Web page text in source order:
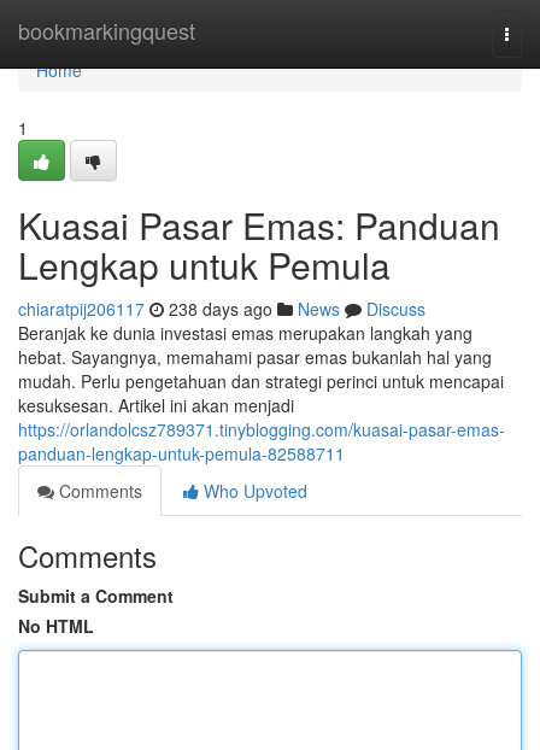
bookmarkingquest
Home
Home
1
Kuasai Pasar Emas: Panduan
Lengkap untuk Pemula
chiaratpij206117 238 days ago News
Discuss
Beranjak ke dunia investasi emas merupakan langkah yang
hebat. Sayangnya, memahami pasar emas bukanlah hal yang
mudah. Perlu pengetahuan dan strategi perinci untuk mencapai
kesuksesan. Artikel ini akan menjadi
https://orlandolcsz789371.tinyblogging.com/kuasai-pasar-emas-
panduan-lengkap-untuk-pemula-82588711
Comments
Who Upvoted
Comments
Submit a Comment
No HTML